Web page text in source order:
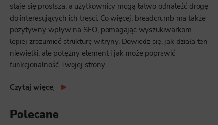
staje się prostsza, a użytkownicy mogą łatwo odnaleźć drogę
do interesujących ich treści. Co więcej, breadcrumb ma także
pozytywny wpływ na SEO, pomagając wyszukiwarkom
lepiej zrozumieć strukturę witryny. Dowiedz się, jak działa ten
niewielki, ale potężny element i jak może poprawić
funkcjonalność Twojej strony.
Czytaj więcej
Polecane